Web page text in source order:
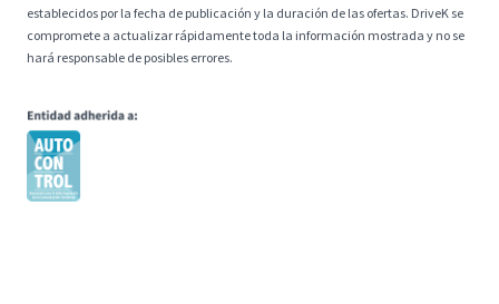
establecidos por la fecha de publicación y la duración de las ofertas. DriveK se
compromete a actualizar rápidamente toda la información mostrada y no se
hará responsable de posibles errores.